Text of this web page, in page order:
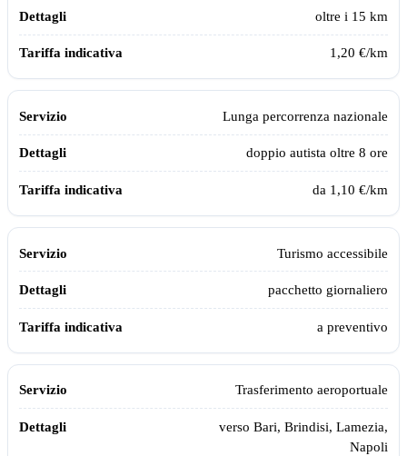
oltre i 15 km
1,20 €/km
Lunga percorrenza nazionale
doppio autista oltre 8 ore
da 1,10 €/km
Turismo accessibile
pacchetto giornaliero
a preventivo
Trasferimento aeroportuale
verso Bari, Brindisi, Lamezia,
Napoli